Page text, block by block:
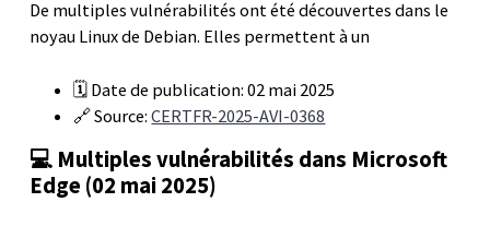
De multiples vulnérabilités ont été découvertes dans le
noyau Linux de Debian. Elles permettent à un
🗓️ Date de publication: 02 mai 2025
🔗 Source:CERTFR-2025-AVI-0368
💻 Multiples vulnérabilités dans Microsoft
Edge (02 mai 2025)